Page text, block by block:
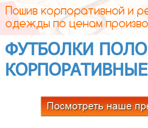
ФУТБОЛКИ ПОЛО
КОРПОРАТИВНЫЕ